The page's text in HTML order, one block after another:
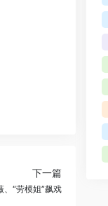
下一篇
“劳模姐”飙戏